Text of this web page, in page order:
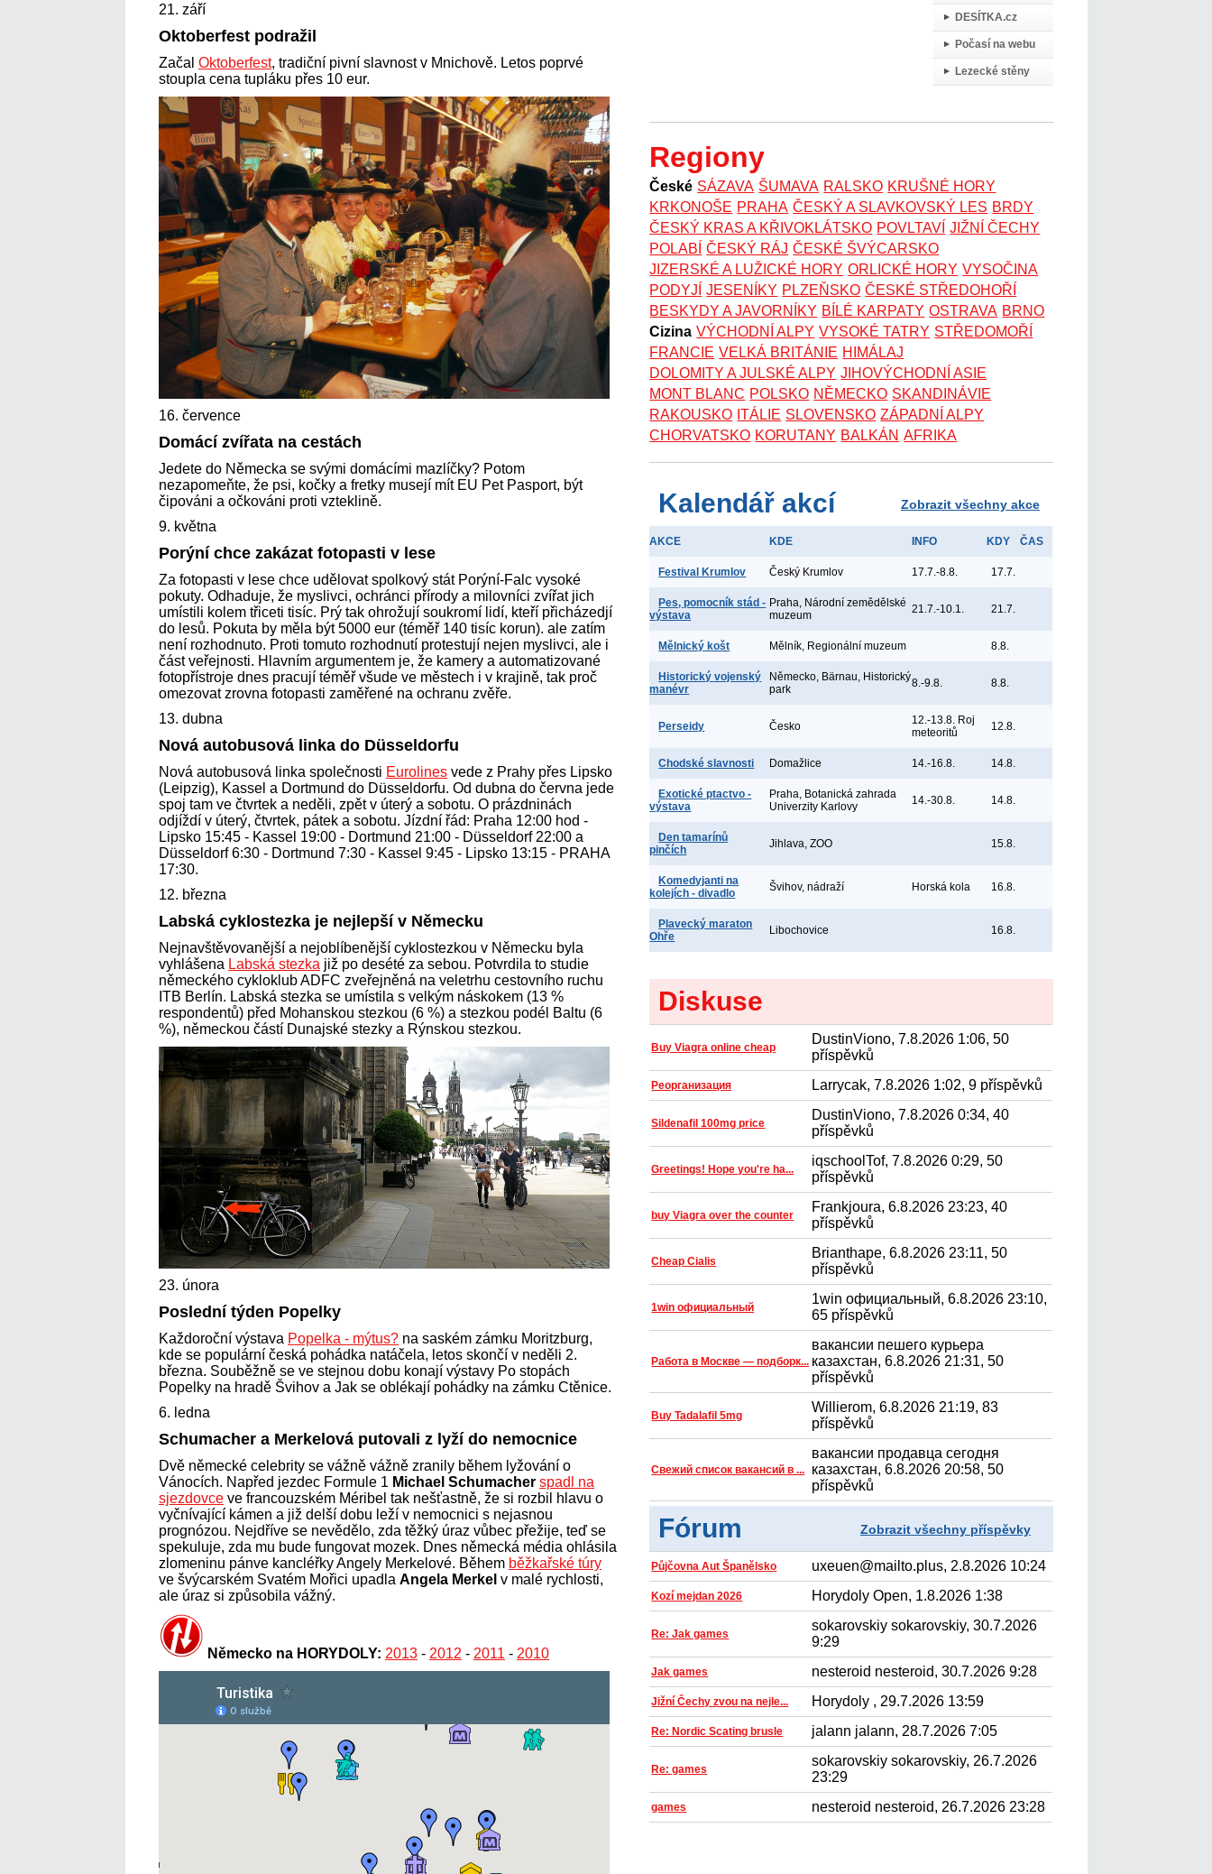
21. září
Oktoberfest podražil
Začal Oktoberfest, tradiční pivní slavnost v Mnichově. Letos poprvé
stoupla cena tupláku přes 10 eur.
16. července
Domácí zvířata na cestách
Jedete do Německa se svými domácími mazlíčky? Potom
nezapomeňte, že psi, kočky a fretky musejí mít EU Pet Pasport, být
čipováni a očkováni proti vzteklině.
9. května
Porýní chce zakázat fotopasti v lese
Za fotopasti v lese chce udělovat spolkový stát Porýní-Falc vysoké
pokuty. Odhaduje, že myslivci, ochránci přírody a milovníci zvířat jich
umístili kolem třiceti tisíc. Prý tak ohrožují soukromí lidí, kteří přicházedjí
do lesů. Pokuta by měla být 5000 eur (téměř 140 tisíc korun). ale zatím
není rozhodnuto. Proti tomuto rozhodnutí protestují nejen myslivci, ale i
část veřejnosti. Hlavním argumentem je, že kamery a automatizované
fotopřístroje dnes pracují téměř všude ve městech i v krajině, tak proč
omezovat zrovna fotopasti zaměřené na ochranu zvěře.
13. dubna
Nová autobusová linka do Düsseldorfu
Nová autobusová linka společnosti Eurolines vede z Prahy přes Lipsko
(Leipzig), Kassel a Dortmund do Düsseldorfu. Od dubna do června jede
spoj tam ve čtvrtek a neděli, zpět v úterý a sobotu. O prázdninách
odjíždí v úterý, čtvrtek, pátek a sobotu. Jízdní řád: Praha 12:00 hod -
Lipsko 15:45 - Kassel 19:00 - Dortmund 21:00 - Düsseldorf 22:00 a
Düsseldorf 6:30 - Dortmund 7:30 - Kassel 9:45 - Lipsko 13:15 - PRAHA
17:30.
12. března
Labská cyklostezka je nejlepší v Německu
Nejnavštěvovanější a nejoblíbenější cyklostezkou v Německu byla
vyhlášena Labská stezka již po desété za sebou. Potvrdila to studie
německého cykloklub ADFC zveřejněná na veletrhu cestovního ruchu
ITB Berlín. Labská stezka se umístila s velkým náskokem (13 %
respondentů) před Mohanskou stezkou (6 %) a stezkou podél Baltu (6
%), německou částí Dunajské stezky a Rýnskou stezkou.
23. února
Poslední týden Popelky
Každoroční výstava Popelka - mýtus? na saském zámku Moritzburg,
kde se populární česká pohádka natáčela, letos skončí v neděli 2.
března. Souběžně se ve stejnou dobu konají výstavy Po stopách
Popelky na hradě Švihov a Jak se oblékají pohádky na zámku Ctěnice.
6. ledna
Schumacher a Merkelová putovali z lyží do nemocnice
Dvě německé celebrity se vážně vážně zranily během lyžování o
Vánocích. Napřed jezdec Formule 1 Michael Schumacher spadl na
sjezdovce ve francouzském Méribel tak nešťastně, že si rozbil hlavu o
vyčnívající kámen a již delší dobu leží v nemocnici s nejasnou
prognózou. Nejdříve se nevědělo, zda těžký úraz vůbec přežije, teď se
spekuluje, zda mu bude fungovat mozek. Dnes německá média ohlásila
zlomeninu pánve kancléřky Angely Merkelové. Během běžkařské túry
ve švýcarském Svatém Mořici upadla Angela Merkel v malé rychlosti,
ale úraz si způsobila vážný.
Německo na HORYDOLY: 2013 - 2012 - 2011 - 2010
DESÍTKA.cz
Počasí na webu
Lezecké stěny
Regiony
České SÁZAVA ŠUMAVA RALSKO KRUŠNÉ HORY
KRKONOŠE PRAHA ČESKÝ A SLAVKOVSKÝ LES BRDY
ČESKÝ KRAS A KŘIVOKLÁTSKO POVLTAVÍ JIŽNÍ ČECHY
POLABÍ
ČESKÝ RÁJ ČESKÉ ŠVÝCARSKO
JIZERSKÉ A LUŽICKÉ HORY ORLICKÉ HORY VYSOČINA
PODYJÍ
JESENÍKY PLZEŇSKO ČESKÉ STŘEDOHOŘÍ
BESKYDY A JAVORNÍKY BÍLÉ KARPATY OSTRAVA BRNO
Cizina VÝCHODNÍ ALPY VYSOKÉ TATRY STŘEDOMOŘÍ
FRANCIE VELKÁ BRITÁNIE HIMÁLAJ
DOLOMITY A JULSKÉ ALPY JIHOVÝCHODNÍ ASIE
MONT BLANC POLSKO NĚMECKO SKANDINÁVIE
RAKOUSKO ITÁLIE SLOVENSKO ZÁPADNÍ ALPY
CHORVATSKO KORUTANY BALKÁN AFRIKA
Kalendář akcí Zobrazit všechny akce
AKCE KDE INFO KDY ČAS
Festival Krumlov Český Krumlov 17.7.-8.8. 17.7.
Pes, pomocník stád -
výstava
Praha, Národní zemědělské
muzeum
21.7.-10.1. 21.7.
Mělnický košt Mělník, Regionální muzeum 8.8.
Historický vojenský
manévr
Německo, Bärnau, Historický
park
8.-9.8. 8.8.
Perseidy Česko
12.-13.8. Roj
meteoritů
12.8.
Chodské slavnosti Domažlice 14.-16.8. 14.8.
Exotické ptactvo -
výstava
Praha, Botanická zahrada
Univerzity Karlovy
14.-30.8. 14.8.
Den tamarínů
pinčích
Jihlava, ZOO 15.8.
Komedyjanti na
kolejích - divadlo
Švihov, nádraží Horská kola 16.8.
Plavecký maraton
Ohře
Libochovice 16.8.
Diskuse
Buy Viagra online cheap
DustinViono, 7.8.2026 1:06, 50
příspěvků
Реорганизация Larrycak, 7.8.2026 1:02, 9 příspěvků
Sildenafil 100mg price
DustinViono, 7.8.2026 0:34, 40
příspěvků
Greetings! Hope you're ha...
iqschoolTof, 7.8.2026 0:29, 50
příspěvků
buy Viagra over the counter
Frankjoura, 6.8.2026 23:23, 40
příspěvků
Cheap Cialis
Brianthape, 6.8.2026 23:11, 50
příspěvků
1win официальный
1win официальный, 6.8.2026 23:10,
65 příspěvků
Работа в Москве — подборк...
вакансии пешего курьера
казахстан, 6.8.2026 21:31, 50
příspěvků
Buy Tadalafil 5mg
Willierom, 6.8.2026 21:19, 83
příspěvků
Свежий список вакансий в ...
вакансии продавца сегодня
казахстан, 6.8.2026 20:58, 50
příspěvků
Fórum Zobrazit všechny příspěvky
Půjčovna Aut Španělsko uxeuen@mailto.plus, 2.8.2026 10:24
Kozí mejdan 2026 Horydoly Open, 1.8.2026 1:38
Re: Jak games
sokarovskiy sokarovskiy, 30.7.2026
9:29
Jak games nesteroid nesteroid, 30.7.2026 9:28
Jižní Čechy zvou na nejle... Horydoly , 29.7.2026 13:59
Re: Nordic Scating brusle jalann jalann, 28.7.2026 7:05
Re: games
sokarovskiy sokarovskiy, 26.7.2026
23:29
games nesteroid nesteroid, 26.7.2026 23:28